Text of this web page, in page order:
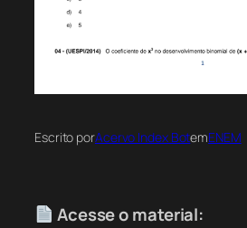
Escrito porAcervo Index BotemENEM
Acesse o material: